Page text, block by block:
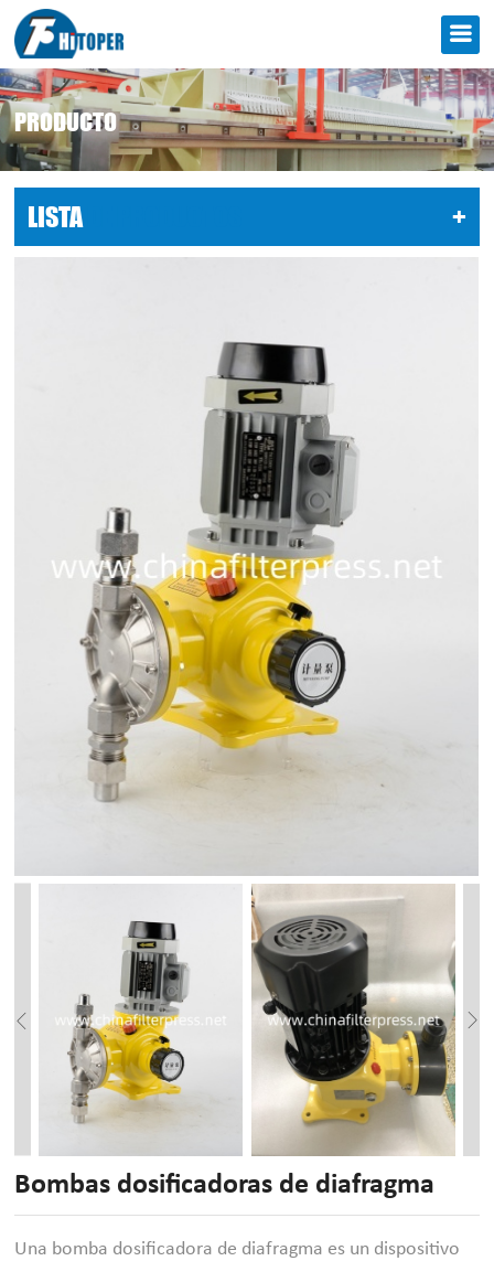
PRODUCTO
LISTA +
Bombas dosificadoras de diafragma
Una bomba dosificadora de diafragma es un dispositivo